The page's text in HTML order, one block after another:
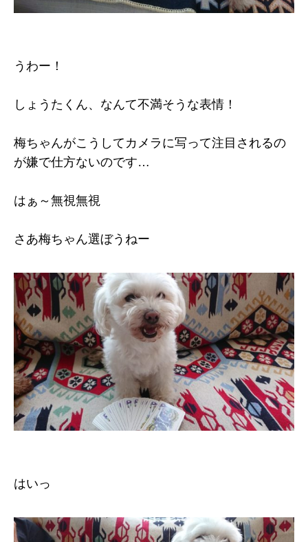
うわー！
しょうたくん、なんて不満そうな表情！
梅ちゃんがこうしてカメラに写って注目されるの
が嫌で仕方ないのです…
はぁ～無視無視
さあ梅ちゃん選ぼうねー
はいっ